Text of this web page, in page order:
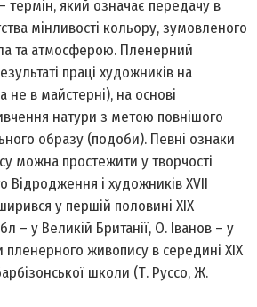
термін, який означає передачу в
мінливості кольору, зумовленого
та атмосферою. Пленерний
праці художників на
не в майстерні), на основі
натури з метою повнішого
образу (подоби). Певні ознаки
можна простежити у творчості
Відродження і художників XVII
у першій половині XIX
– у Великій Британії, О. Іванов – у
пленерного живопису в середині XIX
школи (Т. Руссо, Ж.